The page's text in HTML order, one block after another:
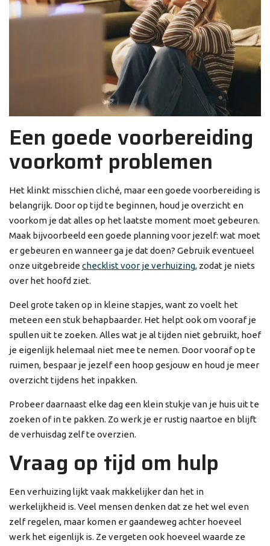
Een goede voorbereiding
voorkomt problemen
Het klinkt misschien cliché, maar een goede voorbereiding is
belangrijk. Door op tijd te beginnen, houd je overzicht en
voorkom je dat alles op het laatste moment moet gebeuren.
Maak bijvoorbeeld een goede planning voor jezelf: wat moet
er gebeuren en wanneer ga je dat doen? Gebruik eventueel
onze uitgebreide checklist voor je verhuizing, zodat je niets
over het hoofd ziet.
Deel grote taken op in kleine stapjes, want zo voelt het
meteen een stuk behapbaarder. Het helpt ook om vooraf je
spullen uit te zoeken. Alles wat je al tijden niet gebruikt, hoef
je eigenlijk helemaal niet mee te nemen. Door vooraf op te
ruimen, bespaar je jezelf een hoop gesjouw en houd je meer
overzicht tijdens het inpakken.
Probeer daarnaast elke dag een klein stukje van je huis uit te
zoeken of in te pakken. Zo werk je er rustig naartoe en blijft
de verhuisdag zelf te overzien.
Vraag op tijd om hulp
Een verhuizing lijkt vaak makkelijker dan het in
werkelijkheid is. Veel mensen denken dat ze het wel even
zelf regelen, maar komen er gaandeweg achter hoeveel
werk het eigenlijk is. Ze vergeten ook hoeveel waarde ze